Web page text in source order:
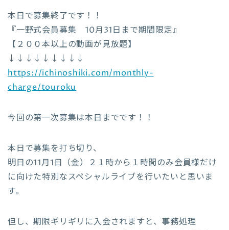
本日で募集終了です！！
『一野式会員募集 10月31日まで期間限定』
【２００本以上の動画が見放題】
↓↓↓↓↓↓↓↓↓
https://ichinoshiki.com/monthly-
charge/touroku
今回の第一次募集は本日までです！！
本日で募集を打ち切り、
明日の11月1日（金）２１時から１時間のみ会員様だけ
に向けた特別なスペシャルライブを行いたいと思いま
す。
但し、期限ギリギリに入会されますと、事務処理